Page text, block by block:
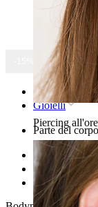
Piercing
-15% SU TUTTI I
Home
Gioielli
Parte del corpo
Labbro
Gioielli in
Labret in